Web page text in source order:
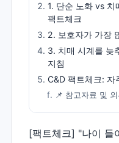
1. 단순 노화 vs 치
팩트체크
2. 보호자가 가장
3. 치매 시계를 늦
지침
C&D 팩트체크: 자
📌 참고자료 및
[팩트체크] "나이 들